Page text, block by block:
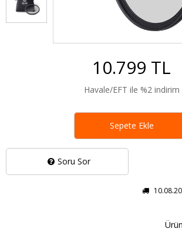
Soru Sor
10.799 TL
Havale/EFT ile %2 indirim
Sepete Ekle